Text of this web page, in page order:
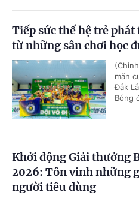
Tiếp sức thế hệ trẻ
từ những sân chơi học
mãn
Đắk
Bóng
Khởi động Giải thưởng
2026: Tôn vinh những
người tiêu dùng